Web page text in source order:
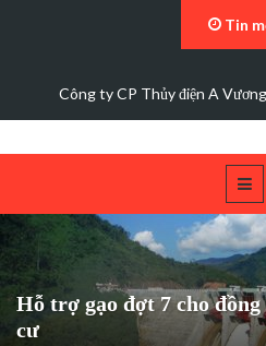
Tin
Đảng bộ Công ty Cổ phần
Hỗ trợ gạo đợt 7 cho
cư